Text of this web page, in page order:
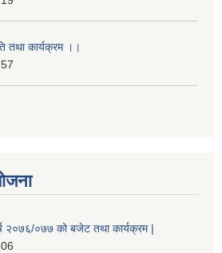
तथा कार्यक्रम ।।
२०७६/०७७ को बजेट तथा कार्यक्रम |